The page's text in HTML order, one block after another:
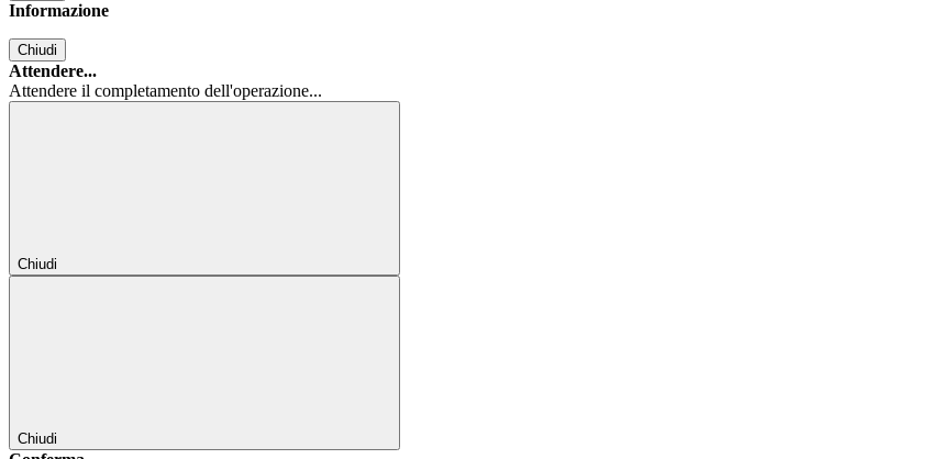
Informazione
Chiudi
Attendere...
Attendere il completamento dell'operazione...
Chiudi
Chiudi